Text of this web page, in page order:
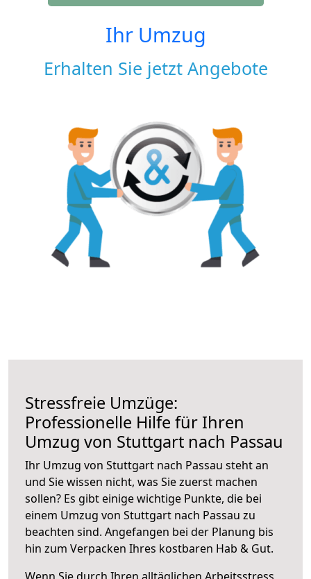
Ihr Umzug
Erhalten Sie jetzt Angebote
Stressfreie Umzüge:
Professionelle Hilfe für Ihren
Umzug von Stuttgart nach Passau
Ihr Umzug von Stuttgart nach Passau steht an
und Sie wissen nicht, was Sie zuerst machen
sollen? Es gibt einige wichtige Punkte, die bei
einem Umzug von Stuttgart nach Passau zu
beachten sind. Angefangen bei der Planung bis
hin zum Verpacken Ihres kostbaren Hab & Gut.